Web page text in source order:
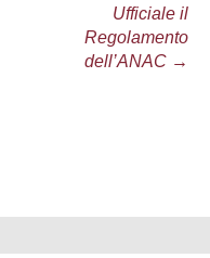
Ufficiale il
Regolamento
dell’ANAC →